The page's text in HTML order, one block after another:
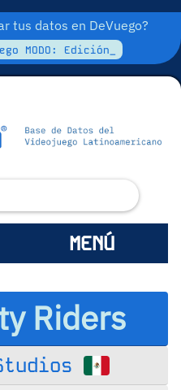
tus datos en DeVuego?
MODO: Edición_
MENÚ
Riders